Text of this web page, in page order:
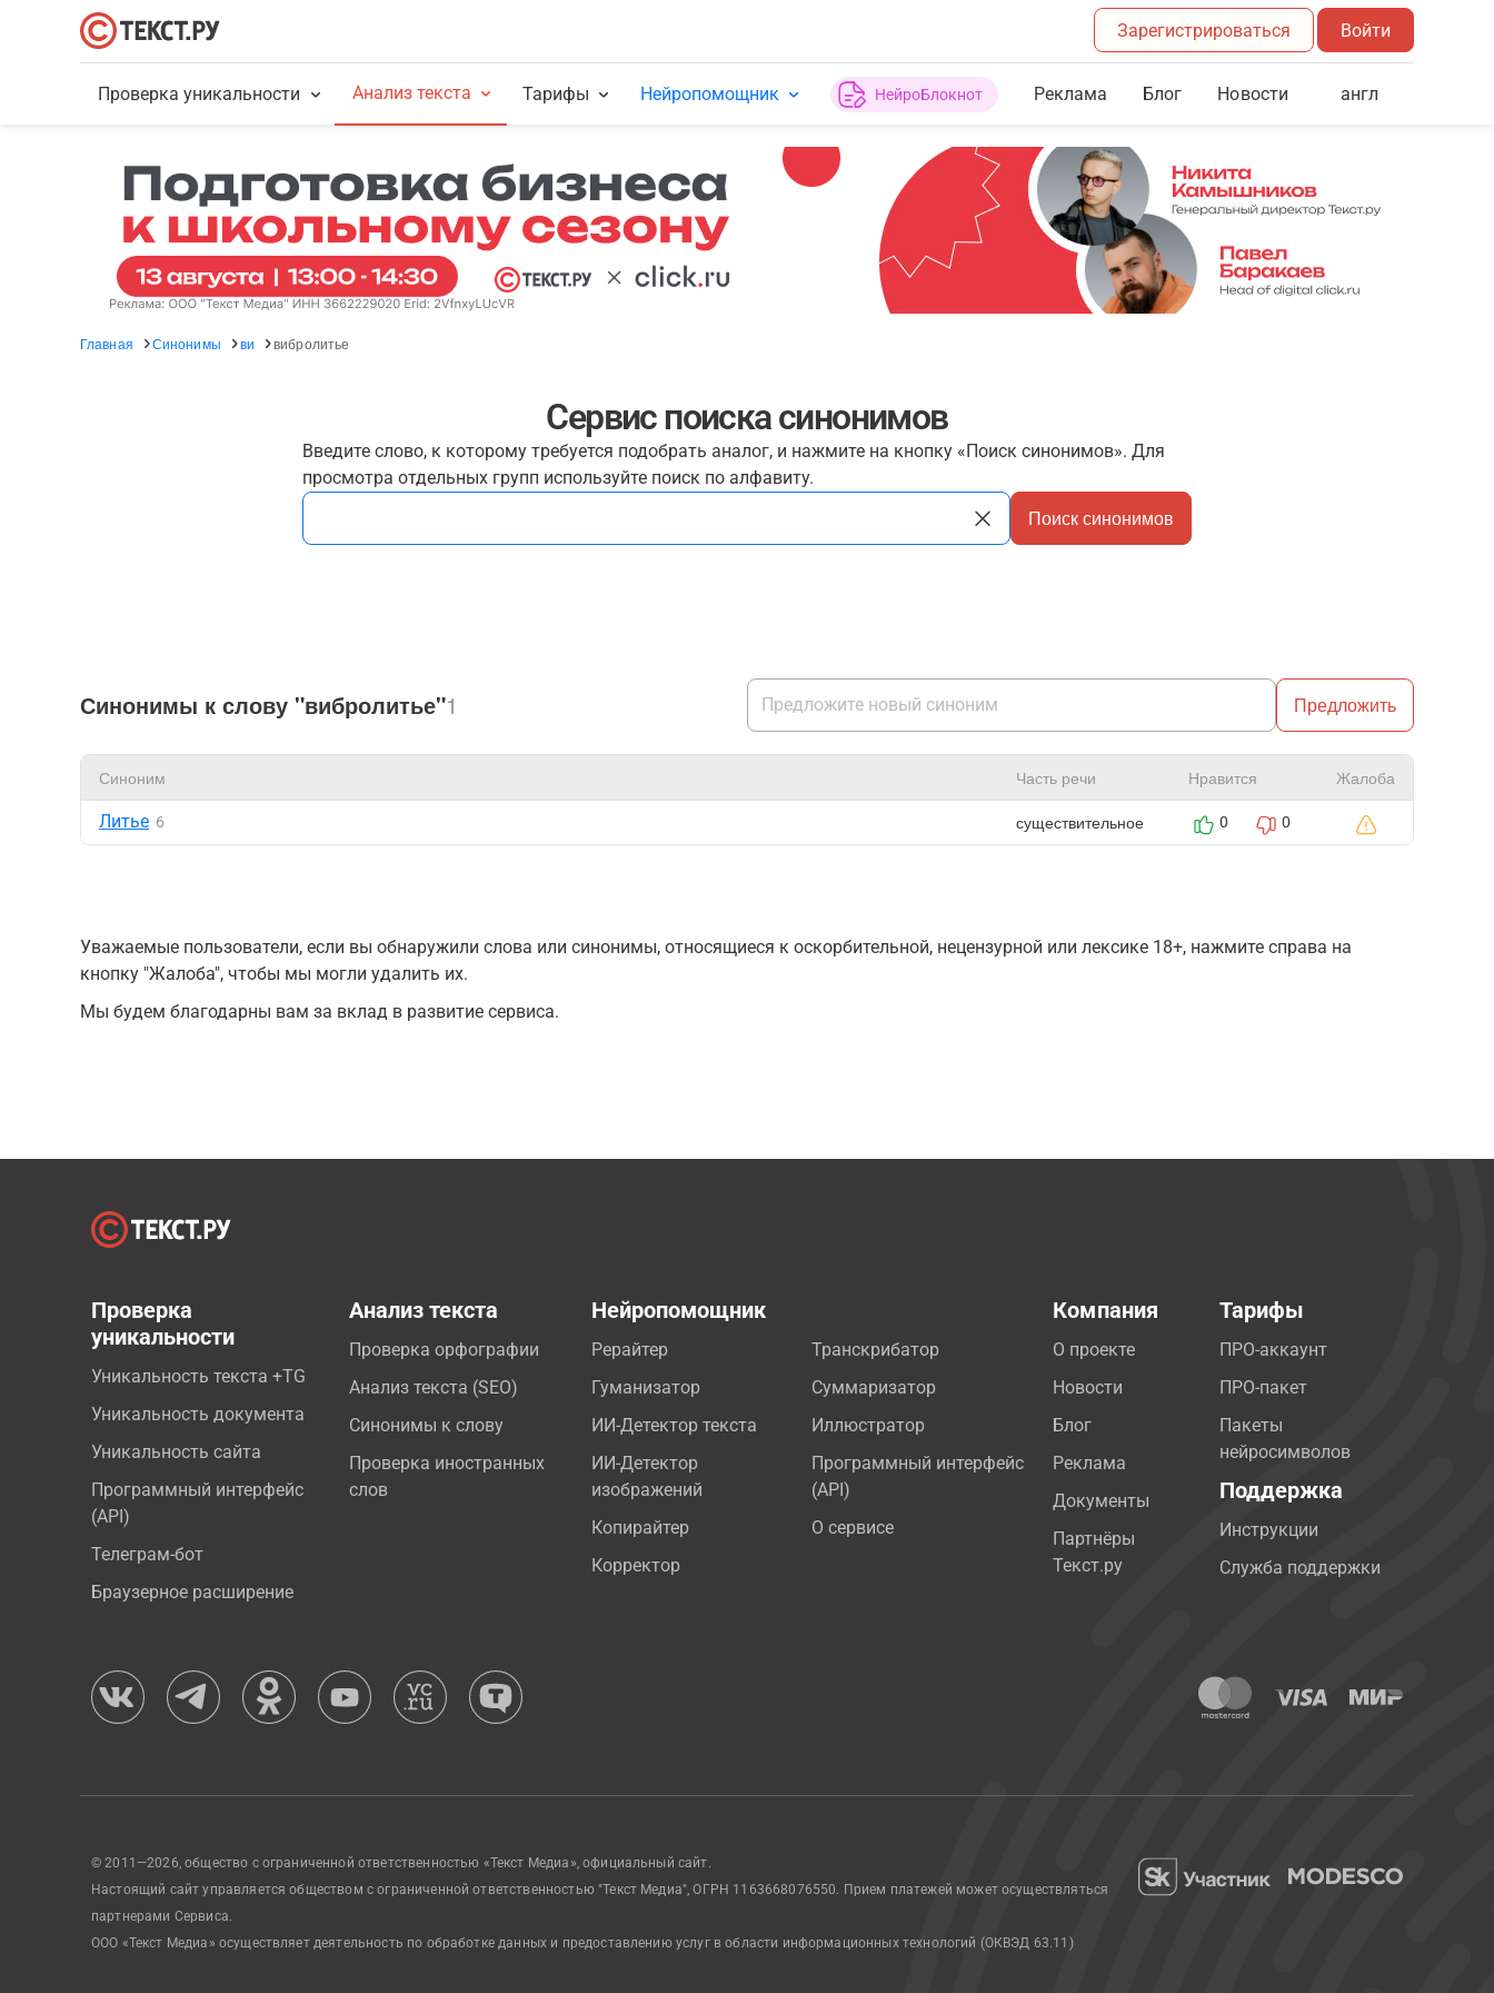
Зарегистрироваться Войти
Проверка уникальности Анализ текста Тарифы Нейропомощник НейроБлокнот Реклама Блог Новости англ
Главная Синонимы ви вибролитье
Сервис поиска синонимов
Введите слово, к которому требуется подобрать аналог, и нажмите на кнопку «Поиск синонимов». Для
просмотра отдельных групп используйте поиск по алфавиту.
Поиск синонимов
Синонимы к слову "вибролитье"1 Предложить
Синоним Часть речи Нравится Жалоба
Литье 6 существительное 0 0
Уважаемые пользователи, если вы обнаружили слова или синонимы, относящиеся к оскорбительной, нецензурной или лексике 18+, нажмите справа на
кнопку "Жалоба", чтобы мы могли удалить их.
Мы будем благодарны вам за вклад в развитие сервиса.
Проверка
уникальности
Уникальность текста +TG
Уникальность документа
Уникальность сайта
Программный интерфейс
(API)
Телеграм-бот
Браузерное расширение
Анализ текста
Проверка орфографии
Анализ текста (SEO)
Синонимы к слову
Проверка иностранных
слов
Нейропомощник
Рерайтер
Гуманизатор
ИИ-Детектор текста
ИИ-Детектор
изображений
Копирайтер
Корректор
Транскрибатор
Суммаризатор
Иллюстратор
Программный интерфейс
(API)
О сервисе
Компания
О проекте
Новости
Блог
Реклама
Документы
Партнёры
Текст.ру
Тарифы
ПРО-аккаунт
ПРО-пакет
Пакеты
нейросимволов
Поддержка
Инструкции
Служба поддержки
© 2011—2026, общество с ограниченной ответственностью «Текст Медиа», официальный сайт.
Настоящий сайт управляется обществом с ограниченной ответственностью "Текст Медиа", ОГРН 1163668076550. Прием платежей может осуществляться
партнерами Сервиса.
ООО «Текст Медиа» осуществляет деятельность по обработке данных и предоставлению услуг в области информационных технологий (ОКВЭД 63.11)